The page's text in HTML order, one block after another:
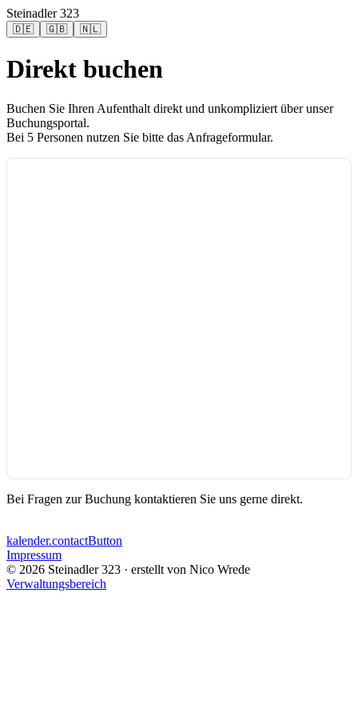
Steinadler 323
🇩🇪 🇬🇧 🇳🇱
Direkt buchen
Buchen Sie Ihren Aufenthalt direkt und unkompliziert über unser
Buchungsportal.
Bei 5 Personen nutzen Sie bitte das Anfrageformular.
Bei Fragen zur Buchung kontaktieren Sie uns gerne direkt.
kalender.contactButton
Impressum
© 2026 Steinadler 323 · erstellt von Nico Wrede
Verwaltungsbereich